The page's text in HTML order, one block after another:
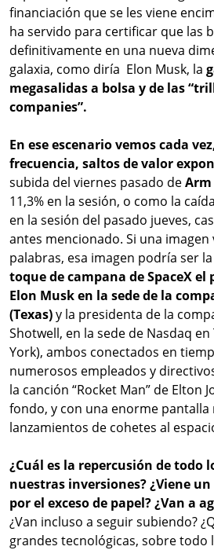
financiación que se les viene
ha servido para certificar que las
definitivamente en una nueva
galaxia, como diría Elon Musk, la
megasalidas a bolsa y de las
companies”.
En ese escenario vemos cada
frecuencia, saltos de valor
subida del viernes pasado de
11,3% en la sesión, o como la
en la sesión del pasado jueves,
antes mencionado. Si una imagen
palabras, esa imagen podría ser
toque de campana de SpaceX el
Elon Musk en la sede de la
(Texas)y la presidenta de la
Shotwell, en la sede de Nasdaq
York), ambos conectados en
numerosos empleados y
la canción “Rocket Man” de Elton
fondo, y con una enorme
lanzamientos de cohetes al
¿Cuál es la repercusión de todo
nuestras inversiones? ¿Viene
por el exceso de papel? ¿Van a
¿Van incluso a seguir subiendo?
grandes tecnológicas, sobre todo